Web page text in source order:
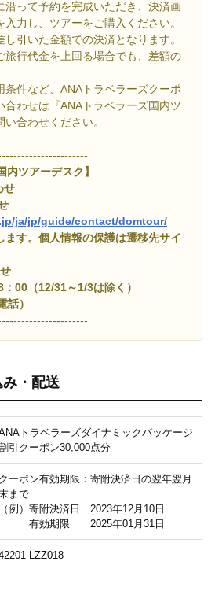
沿って予約を完成いただき、決済画
力し、ツアーをご購入ください。
引いた金額での決済となります。
行代金を上回る場合でも、差額の
条件など、ANAトラベラーズクーポ
合わせは『ANAトラベラーズ国内ツ
合わせください。
内ツアーデスク】
せ
ja/jp/guide/contact/domtour/
す。個人情報の保護は遷移先サイ
：00（12/31～1/3は除く）
）
・配送
トラベラーズダイナミックパッケージ
引クーポン30,000点分
クーポン有効期限：寄附決済日の翌年翌月
まで
（例）寄附決済日 2023年12月10日
有効期限 2025年01月31日
LZZ018